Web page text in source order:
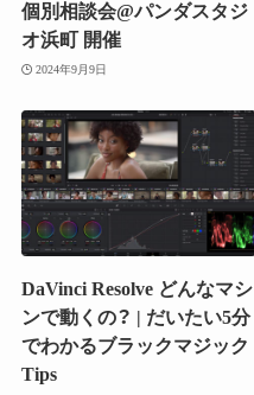
個別相談会@パンダスタジ
オ浜町 開催
2024年9月9日
DaVinci Resolve どんなマシ
ンで動くの？ | だいたい5分
でわかるブラックマジック
Tips